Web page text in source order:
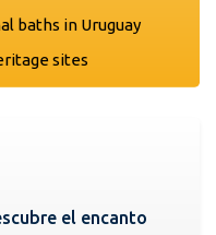
baths in Uruguay
sites
el encanto